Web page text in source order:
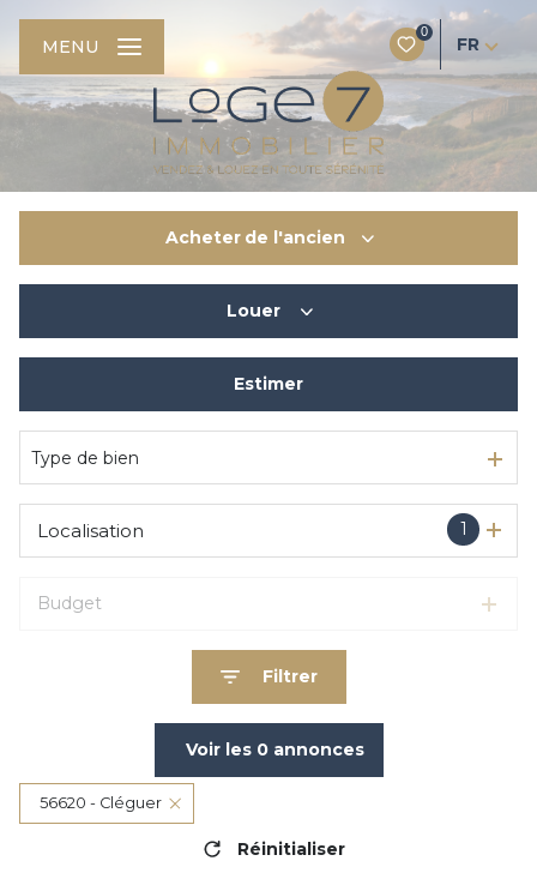
0
FR
MENU
Acheter de l'ancien
Du neuf
Louer
De l'immo pro
Estimer
Type de bien
1
Localisation
Budget
Filtrer
Voir les 0annonces
56620 - Cléguer
Réinitialiser